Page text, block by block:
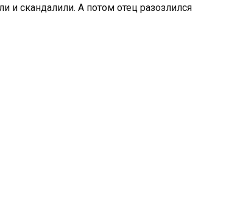
и скандалили. А потом отец разозлился